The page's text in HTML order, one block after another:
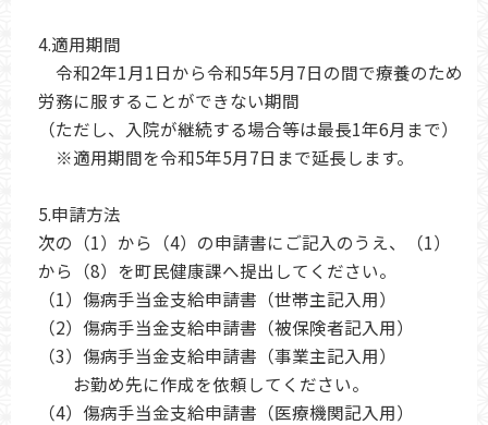
4.適用期間
令和2年1月1日から令和5年5月7日の間で療養のため
労務に服することができない期間
（ただし、入院が継続する場合等は最長1年6月まで）
※適用期間を令和5年5月7日まで延長します。
5.申請方法
次の（1）から（4）の申請書にご記入のうえ、（1）
から（8）を町民健康課へ提出してください。
（1）傷病手当金支給申請書（世帯主記入用）
（2）傷病手当金支給申請書（被保険者記入用）
（3）傷病手当金支給申請書（事業主記入用）
お勤め先に作成を依頼してください。
（4）傷病手当金支給申請書（医療機関記入用）